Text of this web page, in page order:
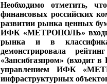
Необходимо отметить,
финансовых российских
развитии рынка ценных
ИФК «МЕТРОПОЛЬ»
рынка и в
демонстрировала
«Запсибгазпром» (входит
управлением ИФК
инфраструктурных